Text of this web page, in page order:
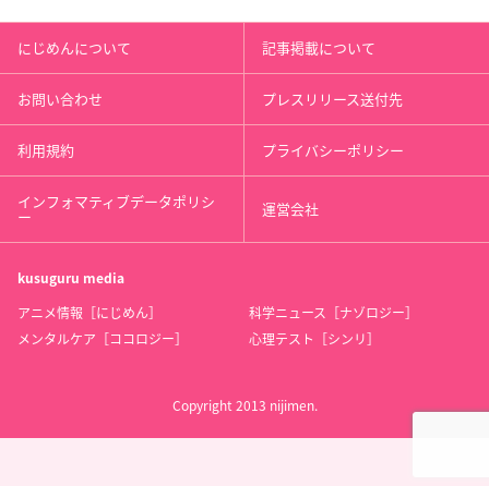
にじめんについて 記事掲載について
お問い合わせ プレスリリース送付先
利用規約 プライバシーポリシー
インフォマティブデータポリシ
ー 運営会社
kusuguru media
アニメ情報［にじめん］
科学ニュース［ナゾロジー］
メンタルケア［ココロジー］
心理テスト［シンリ］
Copyright 2013 nijimen.